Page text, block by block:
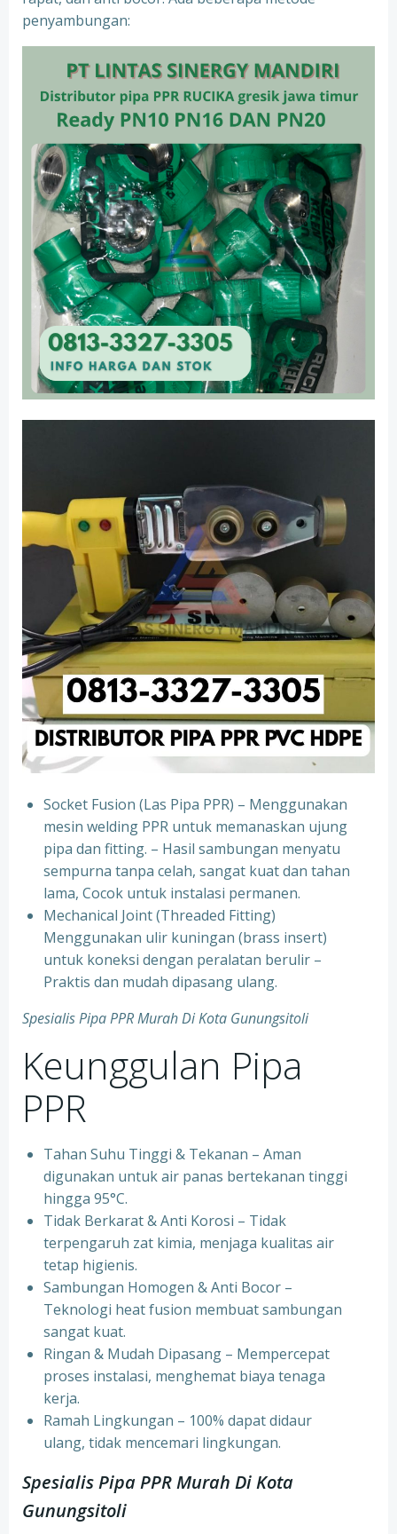
penyambungan:
Socket Fusion (Las Pipa PPR) – Menggunakan
mesin welding PPR untuk memanaskan ujung
pipa dan fitting. – Hasil sambungan menyatu
sempurna tanpa celah, sangat kuat dan tahan
lama, Cocok untuk instalasi permanen.
⁠Mechanical Joint (Threaded Fitting)
Menggunakan ulir kuningan (brass insert)
untuk koneksi dengan peralatan berulir –
Praktis dan mudah dipasang ulang.
Spesialis Pipa PPR Murah Di Kota Gunungsitoli
Keunggulan Pipa
PPR
Tahan Suhu Tinggi & Tekanan – Aman
digunakan untuk air panas bertekanan tinggi
hingga 95°C.
⁠Tidak Berkarat & Anti Korosi – Tidak
terpengaruh zat kimia, menjaga kualitas air
tetap higienis.
⁠Sambungan Homogen & Anti Bocor –
Teknologi heat fusion membuat sambungan
sangat kuat.
⁠Ringan & Mudah Dipasang – Mempercepat
proses instalasi, menghemat biaya tenaga
kerja.
⁠Ramah Lingkungan – 100% dapat didaur
ulang, tidak mencemari lingkungan.
Spesialis Pipa PPR Murah Di Kota
Gunungsitoli